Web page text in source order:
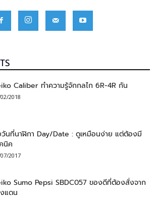
Caliber ทำความรู้จักกลไก 6R-4R กัน
2018
นที่นาฬิกา Day/Date : ดูเหมือนง่าย แต่ต้องมี
นิค
2017
Sumo Pepsi SBDC057 ของดีที่ต้องสั่งจาก
แดน